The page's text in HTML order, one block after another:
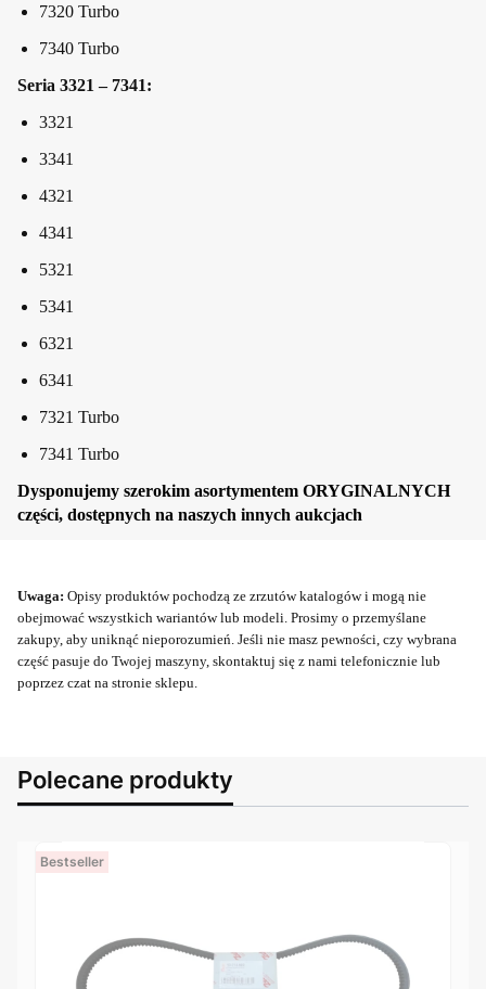
7320 Turbo
7340 Turbo
Seria 3321 – 7341:
3321
3341
4321
4341
5321
5341
6321
6341
7321 Turbo
7341 Turbo
Dysponujemy szerokim asortymentem ORYGINALNYCH
części, dostępnych na naszych innych aukcjach
Uwaga: Opisy produktów pochodzą ze zrzutów katalogów i mogą nie
obejmować wszystkich wariantów lub modeli. Prosimy o przemyślane
zakupy, aby uniknąć nieporozumień. Jeśli nie masz pewności, czy wybrana
część pasuje do Twojej maszyny, skontaktuj się z nami telefonicznie lub
poprzez czat na stronie sklepu.
Polecane produkty
Bestseller